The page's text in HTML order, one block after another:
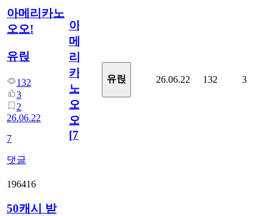
아메리카노
오오!
유릱
132
3
2
26.06.22
7
댓글
아
메
리
카
노
오
오!
[7]
유릱 26.06.22 132 3
196416
50캐시 받